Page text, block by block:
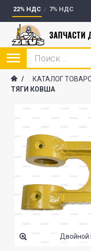
22% НДС 7% НДС
ЗАПЧАСТИ
/ КАТАЛОГ
ТЯГИ КОВША
Двойной